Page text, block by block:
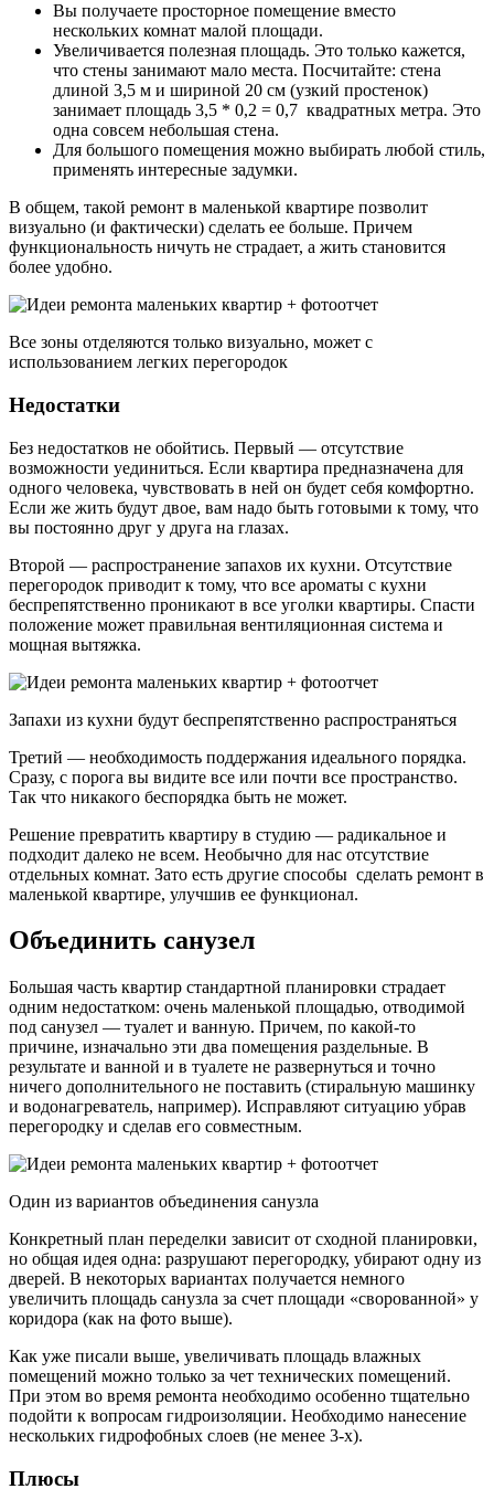
Вы получаете просторное помещение вместо
нескольких комнат малой площади.
Увеличивается полезная площадь. Это только кажется,
что стены занимают мало места. Посчитайте: стена
длиной 3,5 м и шириной 20 см (узкий простенок)
занимает площадь 3,5 * 0,2 = 0,7 квадратных метра. Это
одна совсем небольшая стена.
Для большого помещения можно выбирать любой стиль,
применять интересные задумки.
В общем, такой ремонт в маленькой квартире позволит
визуально (и фактически) сделать ее больше. Причем
функциональность ничуть не страдает, а жить становится
более удобно.
Все зоны отделяются только визуально, может с
использованием легких перегородок
Недостатки
Без недостатков не обойтись. Первый — отсутствие
возможности уединиться. Если квартира предназначена для
одного человека, чувствовать в ней он будет себя комфортно.
Если же жить будут двое, вам надо быть готовыми к тому, что
вы постоянно друг у друга на глазах.
Второй — распространение запахов их кухни. Отсутствие
перегородок приводит к тому, что все ароматы с кухни
беспрепятственно проникают в все уголки квартиры. Спасти
положение может правильная вентиляционная система и
мощная вытяжка.
Запахи из кухни будут беспрепятственно распространяться
Третий — необходимость поддержания идеального порядка.
Сразу, с порога вы видите все или почти все пространство.
Так что никакого беспорядка быть не может.
Решение превратить квартиру в студию — радикальное и
подходит далеко не всем. Необычно для нас отсутствие
отдельных комнат. Зато есть другие способы сделать ремонт в
маленькой квартире, улучшив ее функционал.
Объединить санузел
Большая часть квартир стандартной планировки страдает
одним недостатком: очень маленькой площадью, отводимой
под санузел — туалет и ванную. Причем, по какой-то
причине, изначально эти два помещения раздельные. В
результате и ванной и в туалете не развернуться и точно
ничего дополнительного не поставить (стиральную машинку
и водонагреватель, например). Исправляют ситуацию убрав
перегородку и сделав его совместным.
Один из вариантов объединения санузла
Конкретный план переделки зависит от сходной планировки,
но общая идея одна: разрушают перегородку, убирают одну из
дверей. В некоторых вариантах получается немного
увеличить площадь санузла за счет площади «сворованной» у
коридора (как на фото выше).
Как уже писали выше, увеличивать площадь влажных
помещений можно только за чет технических помещений.
При этом во время ремонта необходимо особенно тщательно
подойти к вопросам гидроизоляции. Необходимо нанесение
нескольких гидрофобных слоев (не менее 3-х).
Плюсы